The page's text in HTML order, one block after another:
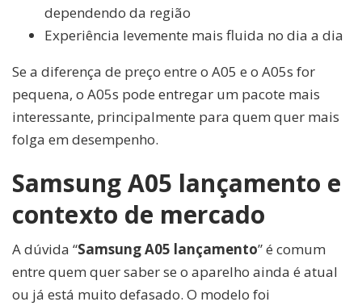
dependendo da região
Experiência levemente mais fluida no dia a dia
Se a diferença de preço entre o A05 e o A05s for
pequena, o A05s pode entregar um pacote mais
interessante, principalmente para quem quer mais
folga em desempenho.
Samsung A05 lançamento e
contexto de mercado
A dúvida “Samsung A05 lançamento” é comum
entre quem quer saber se o aparelho ainda é atual
ou já está muito defasado. O modelo foi